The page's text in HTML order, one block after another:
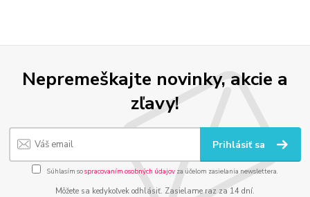
Nepremeškajte novinky, akcie a
zľavy!
Prihlásiť sa
Súhlasím sospracovaním osobných údajov za účelom zasielania newslettera.
Môžete sa kedykoľvek odhlásiť. Zasielame raz za 14 dní.